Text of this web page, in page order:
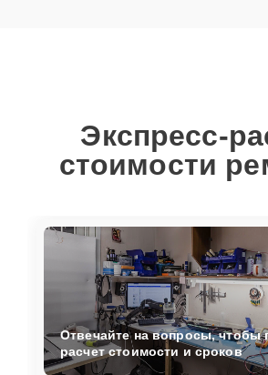
Экспресс-
стоимости
Отвечайте на вопросы, чтобы
расчет стоимости и сроков